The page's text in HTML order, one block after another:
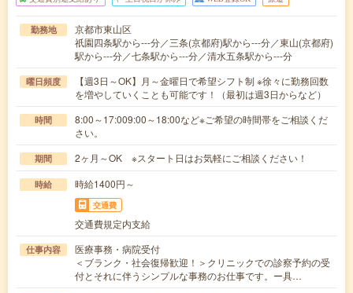
勤務地
京都市東山区
祇園四条駅から---分／三条(京都府)駅から---分／東山(京都府)
駅から---分／七条駅から---分／清水五条駅から---分
曜日頻度
【週3日～OK】月～金曜日で希望シフト制 ※徐々に勤務回数
を増やしていくことも可能です！（最初は週3日からなど）
時間
8:00～17:009:00～18:00など※ご希望の時間帯をご相談くだ
さい。
期間 2ヶ月～OK ※スタート日はお気軽にご相談ください！
時給 時給1400円～
交通費
交通費規定内支給
仕事内容
医療事務・病院受付
＜ブランク・社会復帰歓迎！＞クリニックでの診察予約の受
付とそれに伴うシンプルな事務のお仕事です。ー具…